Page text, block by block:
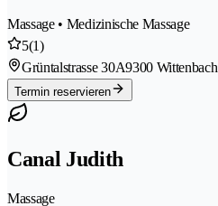
Massage • Medizinische Massage
5(1)
Grüntalstrasse 30A9300 Wittenbach
Termin reservieren
Canal Judith
Massage